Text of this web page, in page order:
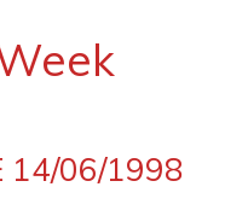
14/06/1998